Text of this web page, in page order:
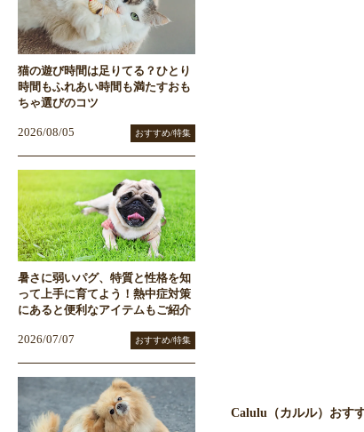
Calulu（カルル）おす
猫の遊び時間は足りてる？ひとり
時間もふれあい時間も満たすおも
ちゃ選びのコツ
2026/08/05 おすすめ/特集
暑さに弱いパグ、特質と性格を知
って上手に育てよう！熱中症対策
にあると便利なアイテムもご紹介
2026/07/07 おすすめ/特集